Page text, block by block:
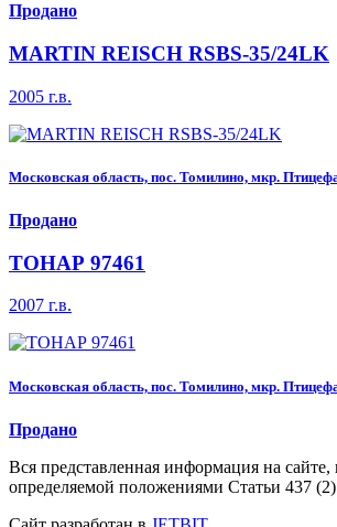
Продано
MARTIN REISCH RSBS-35/24LK
2005 г.в.
Московская область, пос. Томилино, мкр.
Продано
ТОНАР 97461
2007 г.в.
Московская область, пос. Томилино, мкр.
Продано
Вся представленная информация на
определяемой положениями Статьи 437